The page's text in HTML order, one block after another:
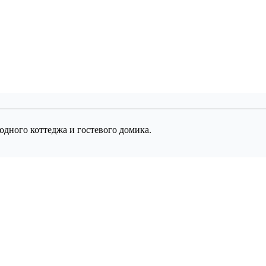
коттеджа и гостевого домика.